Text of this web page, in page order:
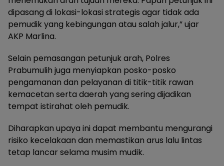
dipasang di lokasi-lokasi strategis agar tidak ada
pemudik yang kebingungan atau salah jalur,” ujar
AKP Marlina.
Selain pemasangan petunjuk arah, Polres
Prabumulih juga menyiapkan posko-posko
pengamanan dan pelayanan di titik-titik rawan
kemacetan serta daerah yang sering dijadikan
tempat istirahat oleh pemudik.
Diharapkan upaya ini dapat membantu mengurangi
risiko kecelakaan dan memastikan arus lalu lintas
tetap lancar selama musim mudik.